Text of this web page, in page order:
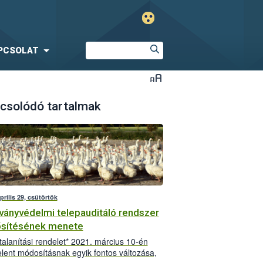
tartalmak
29, csütörtök
telepauditáló rendszer
menete
rendelet* 2021. március 10-én
módosításnak egyik fontos változása,